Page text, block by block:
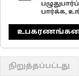
பார்க்க,
நிறுத்தப்பட்டது